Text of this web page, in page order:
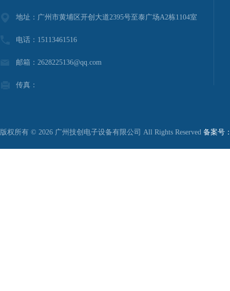
地址：广州市黄埔区开创大道2395号至泰广场A2栋1104室
电话：15113461516
邮箱：2628225136@qq.com
传真：
版权所有 © 2026 广州技创电子设备有限公司 All Rights Reserved 备案号